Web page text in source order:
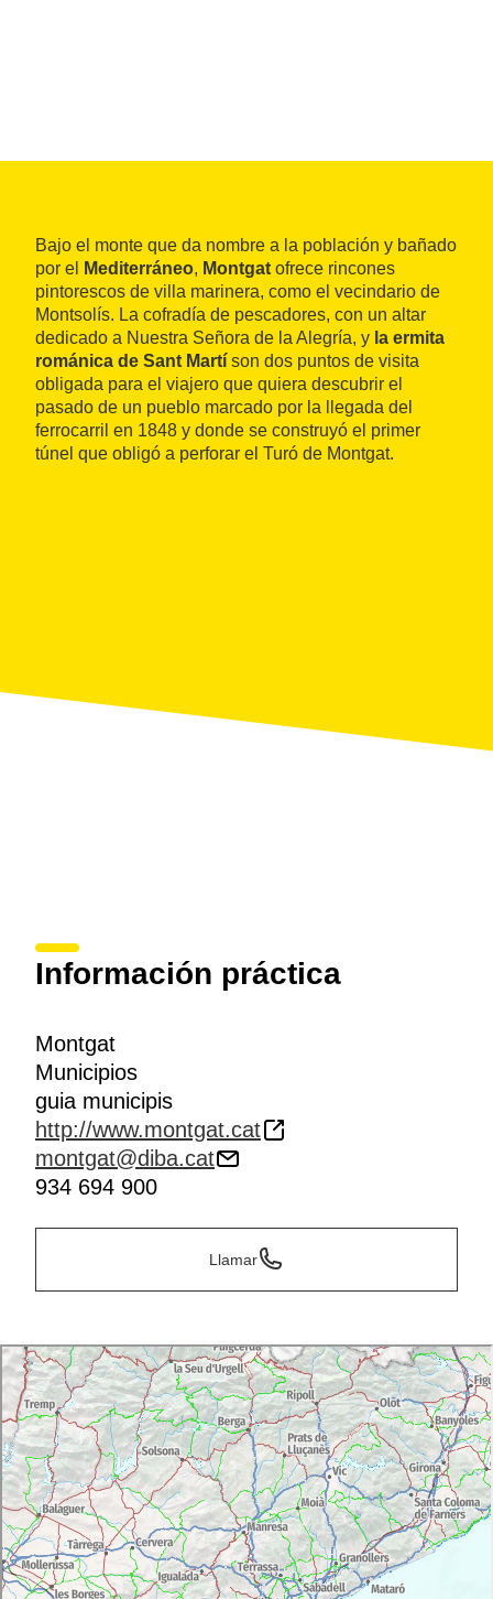
Bajo el monte que da nombre a la población y bañado
por el
Mediterráneo, Montgat ofrece rincones
pintorescos de villa marinera, como el vecindario de
Montsolís. La cofradía de pescadores, con un altar
dedicado a Nuestra Señora de la Alegría, y la ermita
románica de Sant Martí son dos puntos de visita
obligada para el viajero que quiera descubrir el
pasado de un pueblo marcado por la llegada del
ferrocarril en 1848 y donde se construyó el primer
túnel que obligó a perforar el Turó de Montgat.
Información práctica
Montgat
Municipios
guia municipis
http://www.montgat.cat
montgat@diba.cat
934 694 900
Llamar